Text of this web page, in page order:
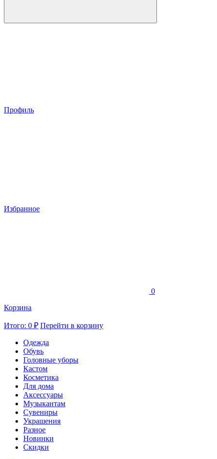
Профиль
Избранное
0
Корзина
Итого: 0 ₽ Перейти в корзину
Одежда
Обувь
Головные уборы
Кастом
Косметика
Для дома
Аксессуары
Музыкантам
Сувениры
Украшения
Разное
Новинки
Скидки